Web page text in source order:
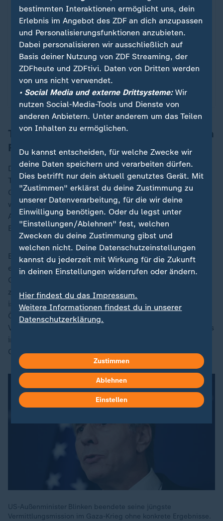
Datenschutzeinstellungen
. Ihre
Zustimmung können Sie im Bereich „Meine
News“ jederzeit widerrufen.
Infografiken anzeigen
Datenschutzeinstellungen anpassen
Tote Geiseln in unterirdischem Tunnel in
Rafah gefunden
Die sechs Ermordeten seien in einem unterirdischen
Tunnel im Gebiet Rafah im Süden des umkämpften
Gazastreifens gefunden und nach Israelüberführt
worden, teilte die Armee weiter mit. Einem
Armeesprecher zufolge wurden sie erst kurz vor der
Entdeckung ihrer Leichen von den Entführern getötet.
Bereits gestern Abend hatte Israels Armee nach
eigenen Angaben während eines Einsatzes im
Gazastreifen mehrere Leichen gefunden. Es war
zunächst unklar, ob es sich um die Leichen von
israelischen Geiseln handelte. Die Armee rief die
Öffentlichkeit in einer Mitteilung auf, auf die
Verbreitung von Gerüchten zu verzichten. Zuvor gab es
in den sozialen Medien Gerüchte über den Fund von
Geiseln.
Dieses Video existiert nicht (mehr).
US-Außenminister Blinken beendete seine jüngste
Vermittlungsmission im Gaza-Krieg ohne konkrete Ergebnisse.
bestimmten Interaktionen ermöglicht uns, dein
Erlebnis im Angebot des ZDF an dich anzupassen
und Personalisierungsfunktionen anzubieten.
Dabei personalisieren wir ausschließlich auf
Basis deiner Nutzung von ZDF Streaming, der
ZDFheute und ZDFtivi. Daten von Dritten werden
von uns nicht verwendet.
• Social Media und externe Drittsysteme:Wir
nutzen Social-Media-Tools und Dienste von
anderen Anbietern. Unter anderem um das Teilen
von Inhalten zu ermöglichen.
Du kannst entscheiden, für welche Zwecke wir
deine Daten speichern und verarbeiten dürfen.
Dies betrifft nur dein aktuell genutztes Gerät. Mit
"Zustimmen" erklärst du deine Zustimmung zu
unserer Datenverarbeitung, für die wir deine
Einwilligung benötigen. Oder du legst unter
"Einstellungen/Ablehnen" fest, welchen
Zwecken du deine Zustimmung gibst und
welchen nicht. Deine Datenschutzeinstellungen
kannst du jederzeit mit Wirkung für die Zukunft
in deinen Einstellungen widerrufen oder ändern.
Hier findest du das Impressum.
Weitere Informationen findest du in unserer
Datenschutzerklärung.
Zustimmen
Ablehnen
Einstellen